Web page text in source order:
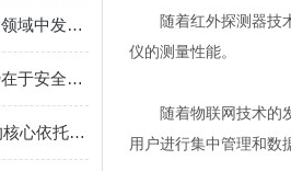
便携红外热像仪在众多领域中发挥着重要作用
红外测温热像仪的优势在于安全、直观且多功能
testo工业红外测温仪的核心依托是物体的红外辐射特性
随着红外探测器技术
仪的测量性能。
随着物联网技术的发
用户进行集中管理和数